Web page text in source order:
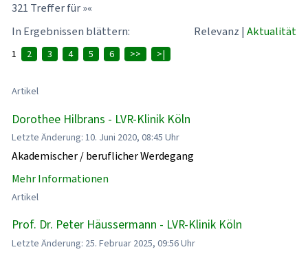
321 Treffer für »«
In Ergebnissen blättern:
Relevanz | Aktualität
1 2 3 4 5 6 >> >|
Artikel
Dorothee Hilbrans - LVR-Klinik Köln
Letzte Änderung: 10. Juni 2020, 08:45 Uhr
Akademischer / beruflicher Werdegang
Mehr Informationen
Artikel
Prof. Dr. Peter Häussermann - LVR-Klinik Köln
Letzte Änderung: 25. Februar 2025, 09:56 Uhr